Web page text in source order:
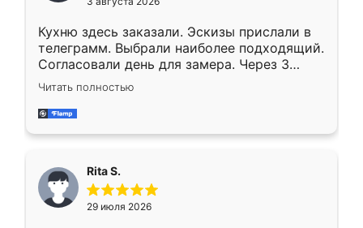
Кухню здесь заказали. Эскизы прислали в
телеграмм. Выбрали наиболее подходящий.
Согласовали день для замера. Через 3
недели кухня была уже готова. Остались
довольны работой. Спасибо Ренессанс
мебель за качественную работу!
Читать полностью
Rita S.
29 июля 2026